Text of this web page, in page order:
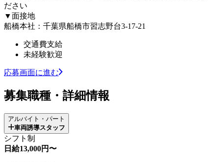
ださい
▼面接地
船橋本社：千葉県船橋市習志野台3-17-21
交通費支給
未経験歓迎
応募画面に進む
募集職種・詳細情報
アルバイト・パート
車両誘導スタッフ
シフト制
日給13,000円〜